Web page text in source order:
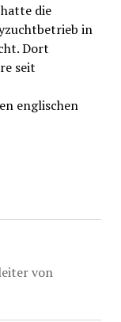
die
in
Dort
seit
englischen
von